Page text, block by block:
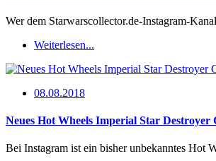
Wer dem Starwarscollector.de-Instagram-
Weiterlesen...
08.08.2018
Neues Hot Wheels Imperial Star Destroyer
Bei Instagram ist ein bisher unbekanntes Hot